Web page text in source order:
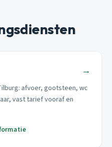
→
afvoer, gootsteen, wc
vast tarief vooraf en